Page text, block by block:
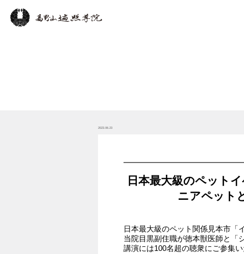
2023.06.23
日本最大級のペット
ニアペット
日本最大級のペット関係見本市「
当院目黒副住職が徳本獣医師と「
講演には100名超の聴衆にご参集い